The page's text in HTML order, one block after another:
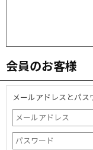
会員のお客様
メールアドレスとパス